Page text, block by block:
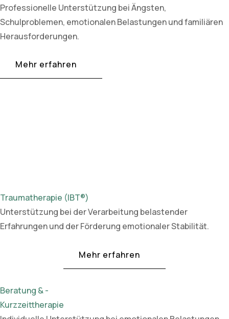
Professionelle Unterstützung bei Ängsten,
Schulproblemen, emotionalen Belastungen und familiären
Herausforderungen.
Mehr erfahren
Traumatherapie (IBT®)
Unterstützung bei der Verarbeitung belastender
Erfahrungen und der Förderung emotionaler Stabilität.
Mehr erfahren
Beratung & -
Kurzzeittherapie